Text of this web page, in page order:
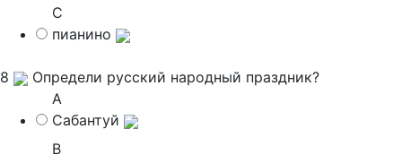
C
пианино
8
Определи русский народный праздник?
A
Сабантуй
B